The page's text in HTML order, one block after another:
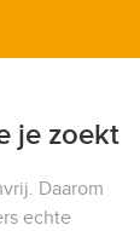
je zoekt
Daarom
echte